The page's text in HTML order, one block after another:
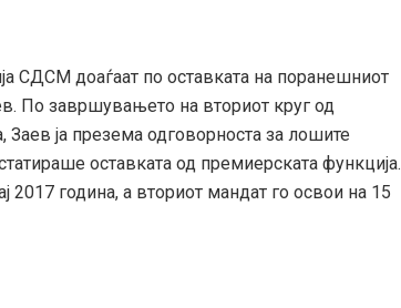
СДСМ доаѓаат по оставката на поранешниот
По завршувањето на вториот круг од
ја презема одговорноста за лошите
оставката од премиерската функција.
2017 година, а вториот мандат го освои на 15